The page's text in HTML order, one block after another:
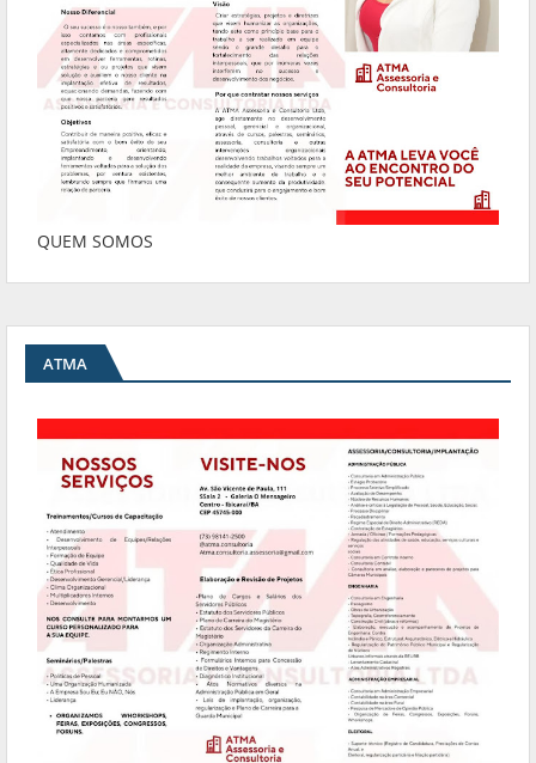
QUEM SOMOS
ATMA